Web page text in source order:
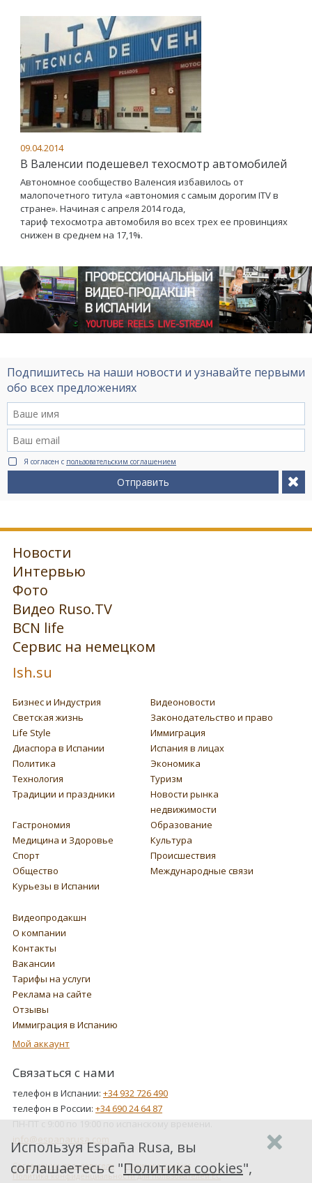
09.04.2014
В Валенсии подешевел техосмотр автомобилей
Автономное сообщество Валенсия избавилось от
малопочетного титула «автономия с самым дорогим ITV в
стране». Начиная с апреля 2014 года,
тариф техосмотра автомобиля во всех трех ее провинциях
снижен в среднем на 17,1%.
Подпишитесь на наши новости и узнавайте первыми
обо всех предложениях
Я согласен с пользовательским соглашением
Отправить
Новости
Интервью
Фото
Видео Ruso.TV
BCN life
Сервис на немецком
Ish.su
Бизнес и Индустрия
Видеоновости
Светская жизнь
Законодательство и право
Life Style
Иммиграция
Диаспора в Испании
Испания в лицах
Политика
Экономика
Технология
Туризм
Традиции и праздники
Новости рынка
недвижимости
Гастрономия
Образование
Медицина и Здоровье
Культура
Спорт
Происшествия
Общество
Международные связи
Курьезы в Испании
Видеопродакшн
О компании
Контакты
Вакансии
Тарифы на услуги
Реклама на сайте
Отзывы
Иммиграция в Испанию
Мой аккаунт
Связаться с нами
телефон в Испании: +34 932 726 490
телефон в России: +34 690 24 64 87
ПН-ПТ с 9:00 по 19:00 по испанскому времени.
info@espanarusa.com
Соглашение пользователя
Политика cookies
Политика конфиденциальности для пользователей ЕС
Используя España Rusa, вы
соглашаетесь с "Политика cookies",